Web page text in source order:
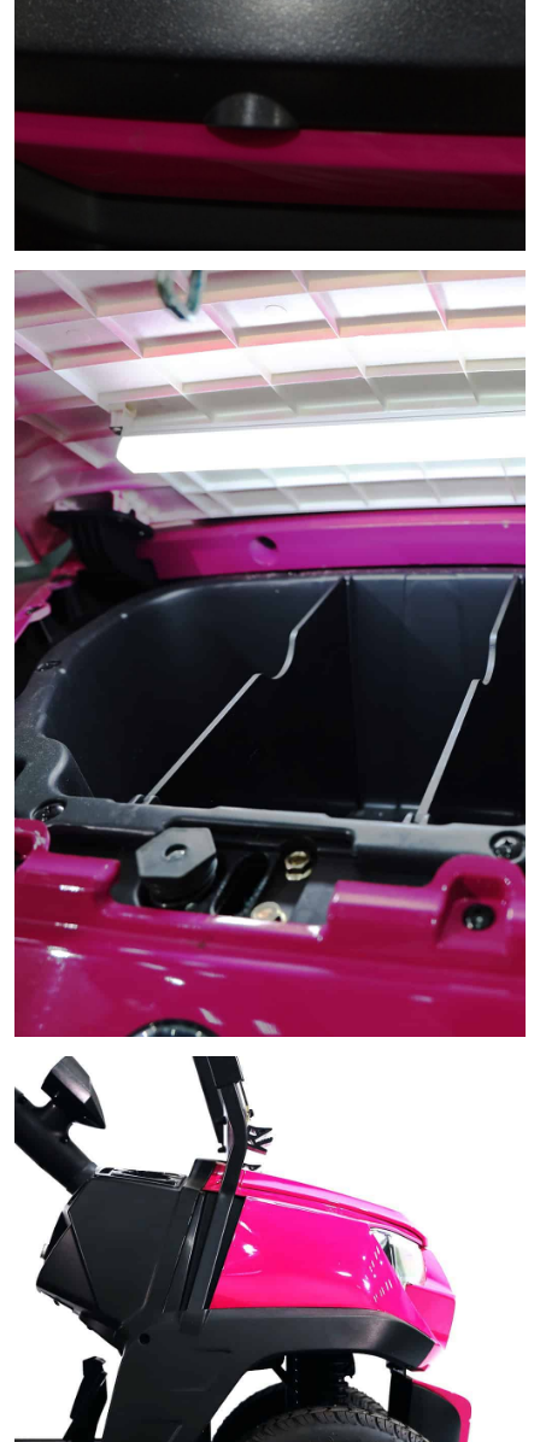
Premium Sound System
ระบบเสียงคุณภาพระดับพรีเมียม เชื่อมต่อบลูทูธ สามารถรับสายโทรเข้า
ออกได้ทันที
Wireless Charger Pad
ระบบชาร์จไร้สาย ชาร์ด่วนชาร์จไว เพียงแค่วางก็ชาร์จได้ทันทีระหว่างขับขี่